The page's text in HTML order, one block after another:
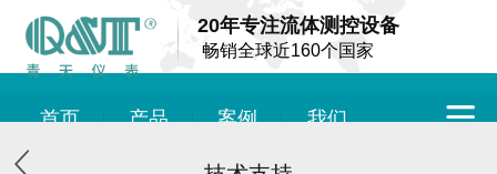
20年专注流体测控设备
畅销全球近160个国家
首页 产品 案例 我们